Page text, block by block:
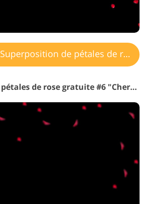
Superposition de pétales de rose
Superposition de pétales de rose gratuite #6 "Cherry Blossom"